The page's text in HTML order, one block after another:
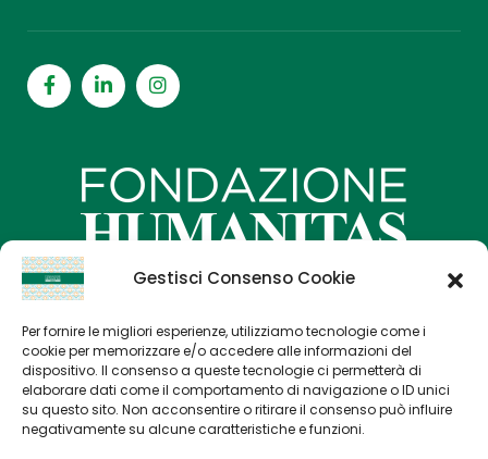
Gestisci Consenso Cookie
Per fornire le migliori esperienze, utilizziamo tecnologie come i
cookie per memorizzare e/o accedere alle informazioni del
dispositivo. Il consenso a queste tecnologie ci permetterà di
elaborare dati come il comportamento di navigazione o ID unici
su questo sito. Non acconsentire o ritirare il consenso può influire
negativamente su alcune caratteristiche e funzioni.
Home
Progetti di Ricerca
Come sostenerci